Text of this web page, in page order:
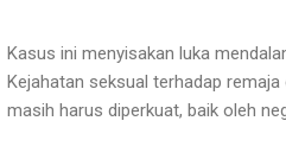
Kasus ini menyisakan luka
Kejahatan seksual terhadap
masih harus diperkuat, baik oleh